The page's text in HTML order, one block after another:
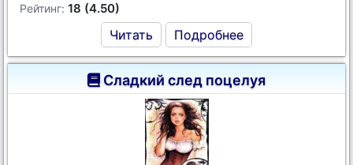
Рейтинг: 18 (4.50)
Читать Подробнее
Сладкий след поцелуя